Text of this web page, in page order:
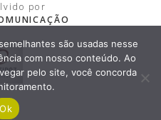
por
são usadas nesse
com nosso conteúdo. Ao
pelo site, você concorda
Ok